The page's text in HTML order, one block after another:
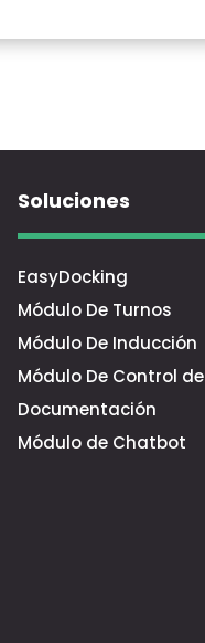
Soluciones
EasyDocking
Módulo De Turnos
Módulo De Inducción
Módulo De Control de
Documentación
Módulo de Chatbot